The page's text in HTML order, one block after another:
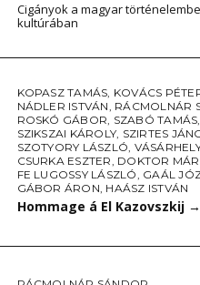
Cigányok a magyar
kultúrában
KOPASZ TAMÁS, KOVÁCS
NÁDLER ISTVÁN, RÁCMOLNÁR
ROSKÓ GÁBOR, SZABÓ TAMÁS,
SZIKSZAI KÁROLY, SZIRTES
SZOTYORY LÁSZLÓ,
CSURKA ESZTER, DOKTOR
FE LUGOSSY LÁSZLÓ, GAÁL
GÁBOR ÁRON, HAÁSZ ISTVÁN
Hommage á El Kazovszkij →